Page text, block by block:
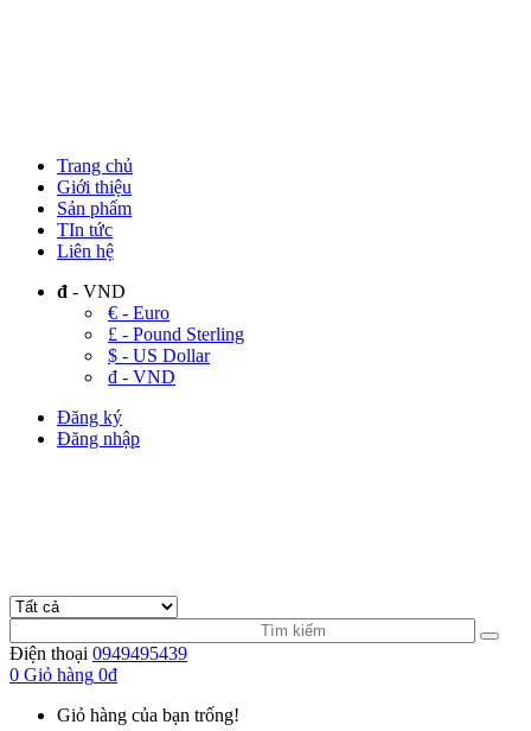
Trang chủ
Giới thiệu
Sản phẩm
TIn tức
Liên hệ
đ - VND
€ - Euro
£ - Pound Sterling
$ - US Dollar
đ - VND
Đăng ký
Đăng nhập
Điện thoại 0949495439
0 Giỏ hàng 0đ
Giỏ hàng của bạn trống!